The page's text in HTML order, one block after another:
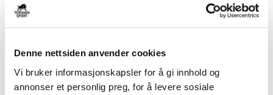
Denne nettsiden anvender cookies
Vi bruker informasjonskapsler for å gi innhold og
annonser et personlig preg, for å levere sosiale
med tilbudsvarer
hovedbutikker for fotball og løp.
på nye fotballsko eller joggesko? Eller rett og slett
oppdatere treningsgarderoben for høsten? Da kan du
gjøre noen skikkelige kupp under vårt bakgårdssalg!